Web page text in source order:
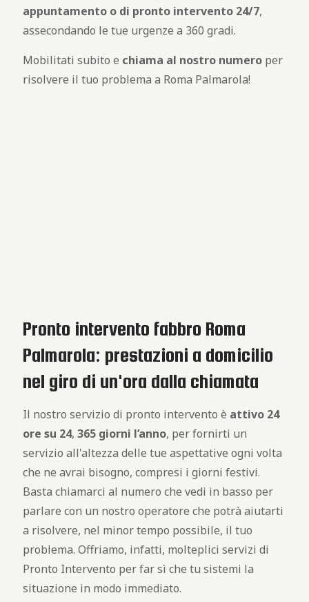
appuntamento o di pronto intervento 24/7,
assecondando le tue urgenze a 360 gradi.
Mobilitati subito e chiama al nostro numero per
risolvere il tuo problema a Roma Palmarola!
Pronto intervento fabbro Roma
Palmarola: prestazioni a domicilio
nel giro di un'ora dalla chiamata
Il nostro servizio di pronto intervento è attivo 24
ore su 24, 365 giorni l’anno, per fornirti un
servizio all'altezza delle tue aspettative ogni volta
che ne avrai bisogno, compresi i giorni festivi.
Basta chiamarci al numero che vedi in basso per
parlare con un nostro operatore che potrà aiutarti
a risolvere, nel minor tempo possibile, il tuo
problema. Offriamo, infatti, molteplici servizi di
Pronto Intervento per far sì che tu sistemi la
situazione in modo immediato.